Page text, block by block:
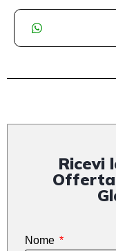
Ricevi
Nome